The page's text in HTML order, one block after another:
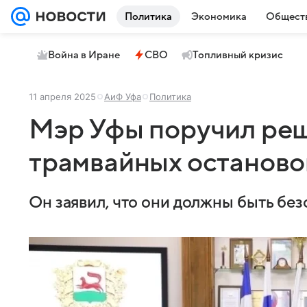
Политика Экономика
Война в Иране СВО Топливный кризис
11 апреля 2025 АиФ Уфа Политика
Мэр Уфы поручил
трамвайных
Он заявил, что они должны быть